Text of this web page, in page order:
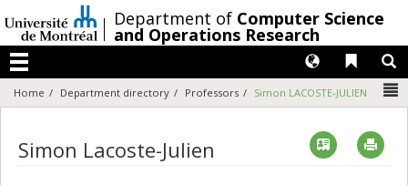
au
contenu
/Department of Computer Science
and Operations Research
Menu
Liens
Langues
Home Department directory Professors Simon LACOSTE-JULIEN
Simon Lacoste-Julien Vcard